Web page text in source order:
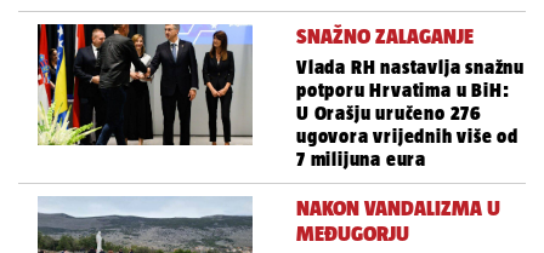
SNAŽNO ZALAGANJE
Vlada RH nastavlja snažnu
potporu Hrvatima u BiH:
U Orašju uručeno 276
ugovora vrijednih više od
7 milijuna eura
NAKON VANDALIZMA U
MEĐUGORJU